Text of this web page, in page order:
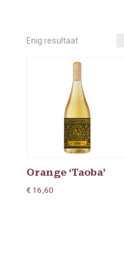
Enig resultaat
Orange ‘Taoba’
€16,60